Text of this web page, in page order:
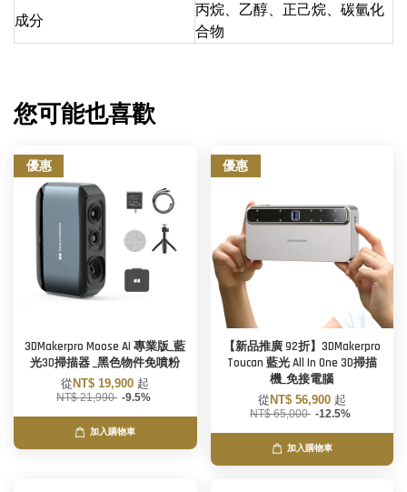
成分
丙烷、乙醇、正己烷、碳氫化
合物
您可能也喜歡
優惠
3DMakerpro Moose AI 專業版_藍
光3D掃描器 _黑色物件免噴粉
從 NT$ 19,900 起
NT$ 21,990 -9.5%
加入購物車
優惠
【新品推廣 92折】3DMakerpro
Toucan 藍光 All In One 3D掃描
機_免接電腦
從 NT$ 56,900 起
NT$ 65,000 -12.5%
加入購物車